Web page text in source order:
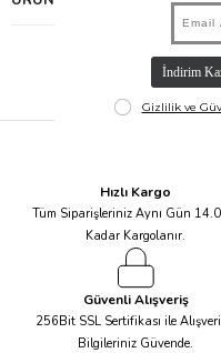
Hızlı Kargo
Tüm Siparişleriniz Aynı Gün
Kadar Kargolanır.
Güvenli Alışveriş
256Bit SSL Sertifikası ile
Bilgileriniz Güvende.